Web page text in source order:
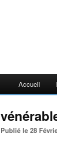
Accueil
Publié le 28